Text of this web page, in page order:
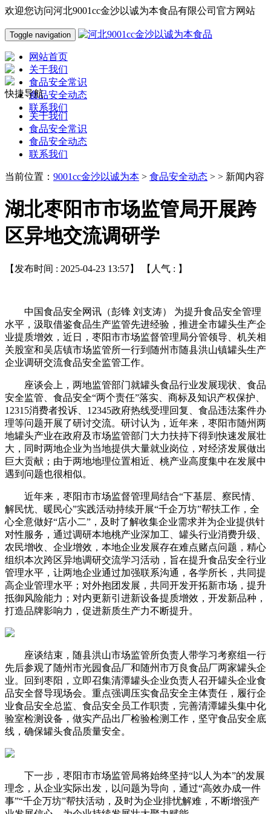
欢迎您访问河北9001cc金沙以诚为本食品有限公司官方网站
Toggle navigation
网站首页
关于我们
食品安全常识
食品安全动态
联系我们
快捷导航
关于我们
食品安全常识
食品安全动态
联系我们
当前位置： 9001cc金沙以诚为本 > 食品安全动态 > > 新闻内容
湖北枣阳市市场监管局开展跨
区异地交流调研学
【发布时间 : 2025-04-23 13:57】 【人气 : 】
中国食品安全网讯（彭锋 刘支涛） 为提升食品安全管理
水平，汲取借鉴食品生产监管先进经验，推进全市罐头生产企
业提质增效，近日，枣阳市市场监督管理局分管领导、机关相
关股室和吴店镇市场监管所一行到随州市随县洪山镇罐头生产
企业调研交流食品安全监管工作。
座谈会上，两地监管部门就罐头食品行业发展现状、食品
安全监管、食品安全“两个责任”落实、商标及知识产权保护、
12315消费者投诉、12345政府热线受理回复、食品违法案件办
理等问题开展了研讨交流。研讨认为，近年来，枣阳市随州两
地罐头产业在政府及市场监管部门大力扶持下得到快速发展壮
大，同时两地企业为当地提供大量就业岗位，对经济发展做出
巨大贡献；由于两地地理位置相近、桃产业高度集中在发展中
遇到问题也很相似。
近年来，枣阳市市场监督管理局结合“下基层、察民情、
解民忧、暖民心”实践活动持续开展“千企万坊”帮扶工作，全
心全意做好“店小二”，及时了解收集企业需求并为企业提供针
对性服务，通过调研本地桃产业深加工、罐头行业消费升级、
农民增收、企业增效，本地企业发展存在难点赌点问题，精心
组织本次跨区异地调研交流学习活动，旨在提升食品安全行业
管理水平，让两地企业通过加强联系沟通，各学所长，共同提
高企业管理水平；对外抱团发展，共同开发开拓新市场，提升
抵御风险能力；对内更新引进新设备提质增效，开发新品种，
打造品牌影响力，促进新质生产力不断提升。
座谈结束，随县洪山市场监管所负责人带学习考察组一行
先后参观了随州市光园食品厂和随州市万良食品厂两家罐头企
业。回到枣阳，立即召集清潭罐头企业负责人召开罐头企业食
品安全督导现场会。重点强调压实食品安全主体责任，履行企
业食品安全总监、食品安全员工作职责，完善清潭罐头集中化
验室检测设备，做实产品出厂检验检测工作，坚守食品安全底
线，确保罐头食品质量安全。
下一步，枣阳市市场监管局将始终坚持“以人为本”的发展
理念，从企业实际出发，以问题为导向，通过“高效办成一件
事”“千企万坊”帮扶活动，及时为企业排忧解难，不断增强产